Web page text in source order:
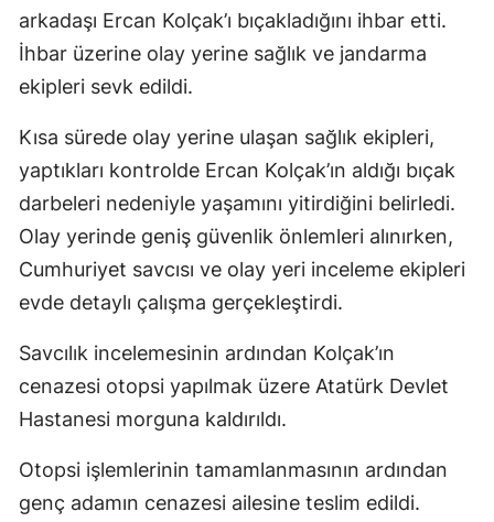
arkadaşı Ercan Kolçak’ı bıçakladığını ihbar etti.
İhbar üzerine olay yerine sağlık ve jandarma
ekipleri sevk edildi.
Kısa sürede olay yerine ulaşan sağlık ekipleri,
yaptıkları kontrolde Ercan Kolçak’ın aldığı bıçak
darbeleri nedeniyle yaşamını yitirdiğini belirledi.
Olay yerinde geniş güvenlik önlemleri alınırken,
Cumhuriyet savcısı ve olay yeri inceleme ekipleri
evde detaylı çalışma gerçekleştirdi.
Savcılık incelemesinin ardından Kolçak’ın
cenazesi otopsi yapılmak üzere Atatürk Devlet
Hastanesi morguna kaldırıldı.
Otopsi işlemlerinin tamamlanmasının ardından
genç adamın cenazesi ailesine teslim edildi.